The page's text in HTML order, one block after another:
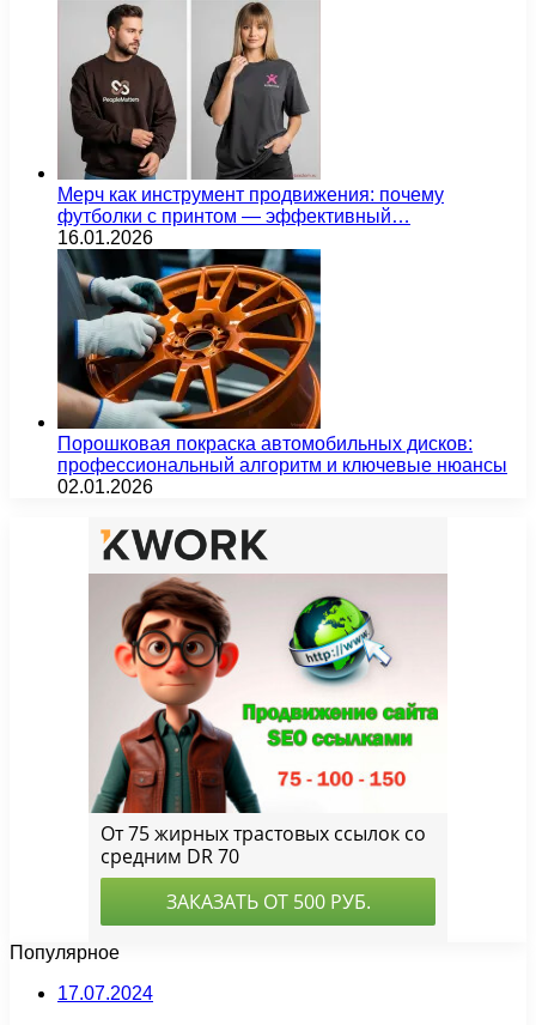
Мерч как инструмент продвижения: почему
футболки с принтом — эффективный…
16.01.2026
Порошковая покраска автомобильных дисков:
профессиональный алгоритм и ключевые нюансы
02.01.2026
Популярное
17.07.2024